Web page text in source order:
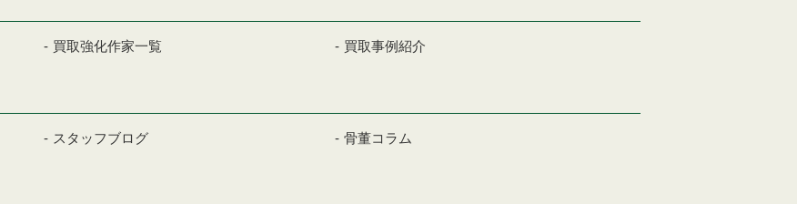
買取強化作家一覧 買取事例紹介
スタッフブログ 骨董コラム